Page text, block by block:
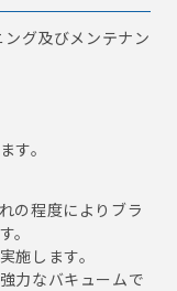
グ及びメンテナン
す。
の程度によりブラ
。
施します。
力なバキュームで